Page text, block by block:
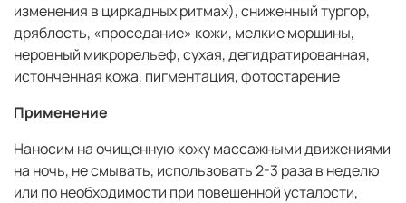
изменения в циркадных ритмах), сниженный тургор,
дряблость, «проседание» кожи, мелкие морщины,
неровный микрорельеф, сухая, дегидратированная,
истонченная кожа, пигментация, фотостарение
Применение
Наносим на очищенную кожу массажными движениями
на ночь, не смывать, использовать 2-3 раза в неделю
или по необходимости при повешенной усталости,